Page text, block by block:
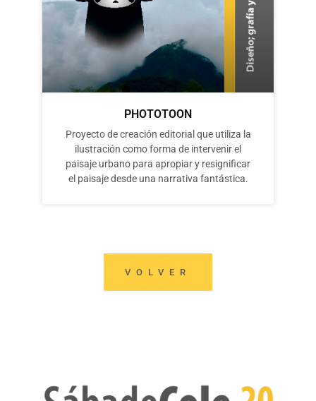
PHOTOTOON
Proyecto de creación editorial que utiliza la
ilustración como forma de intervenir el
paisaje urbano para apropiar y resignificar
el paisaje desde una narrativa fantástica.
VOLVER